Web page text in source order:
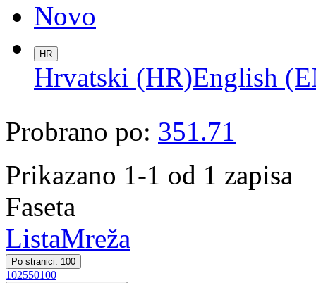
Novo
HR
Hrvatski (HR)English
Probrano po: 351.71
Prikazano 1-1 od 1 zapisa
Faseta
ListaMreža
Po stranici: 100
102550100